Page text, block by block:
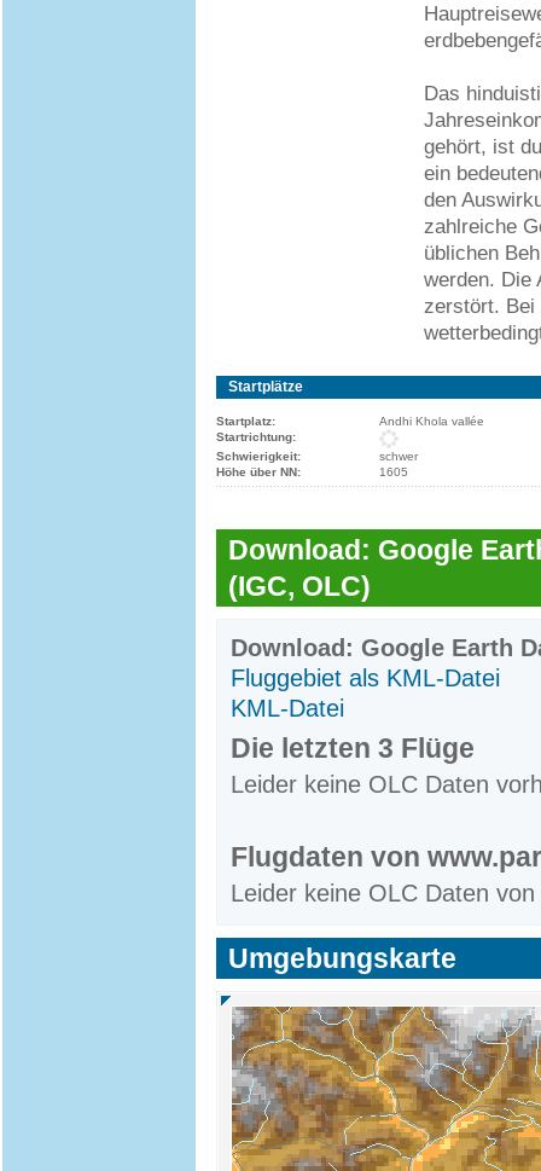
Das
gehört, ist
ein
den
zahlreiche
üblichen
werden. Die
zerstört. Bei
Startplätze
Startplatz:
Andhi Khola vallée
Startrichtung:
Schwierigkeit:
schwer
Höhe über NN:
1605
Download: Google
(IGC, OLC)
Download: Google Earth
Fluggebiet als KML-Datei
KML-Datei
Die letzten 3 Flüge
Leider keine OLC Daten
Flugdaten von
Leider keine OLC Daten
Umgebungskarte